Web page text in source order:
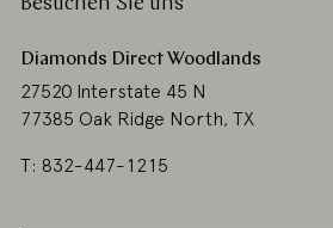
Diamonds Direct Woodlands
27520 Interstate 45 N
77385 Oak Ridge North, TX
T: 832-447-1215